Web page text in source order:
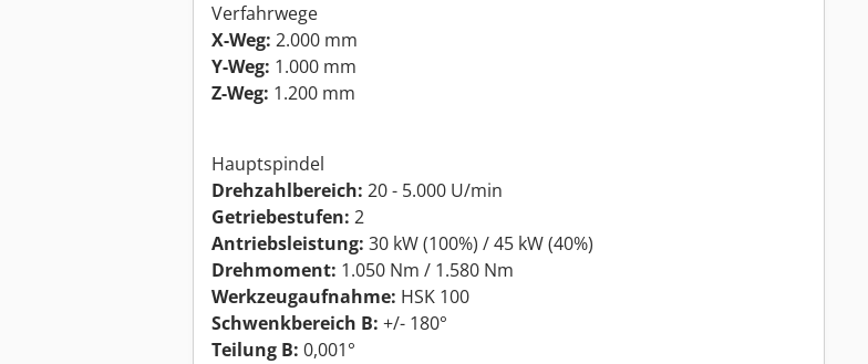
Verfahrwege
X-Weg: 2.000 mm
Y-Weg: 1.000 mm
Z-Weg: 1.200 mm
Hauptspindel
Drehzahlbereich: 20 - 5.000 U/min
Getriebestufen: 2
Antriebsleistung: 30 kW (100%) / 45 kW (40%)
Drehmoment: 1.050 Nm / 1.580 Nm
Werkzeugaufnahme: HSK 100
Schwenkbereich B: +/- 180°
Teilung B: 0,001°